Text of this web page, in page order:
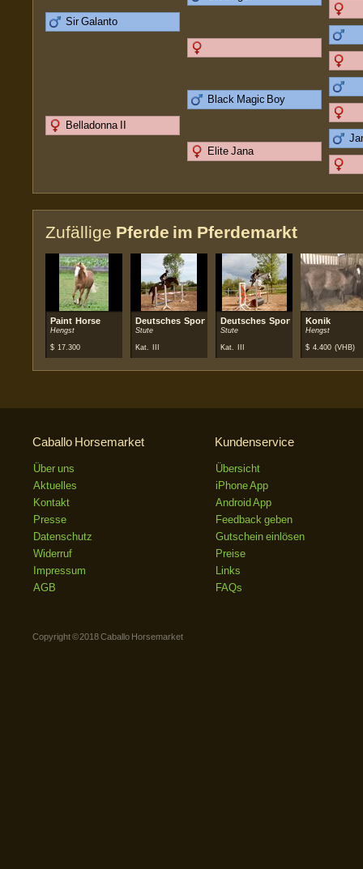
Sir Galanto
Belladonna II
Black Magic Boy
Elite Jana
Zufällige Pferde im Pferdemarkt
Paint Horse
Hengst
$ 17.300
Deutsches Sportpferd
Stute
Kat. III
Deutsches Sportpferd
Stute
Kat. III
Konik
Hengst
$ 4.400 (VHB)
Caballo Horsemarket
Über uns
Aktuelles
Kontakt
Presse
Datenschutz
Widerruf
Impressum
AGB
Kundenservice
Übersicht
iPhone App
Android App
Feedback geben
Gutschein einlösen
Preise
Links
FAQs
Copyright © 2018 Caballo Horsemarket